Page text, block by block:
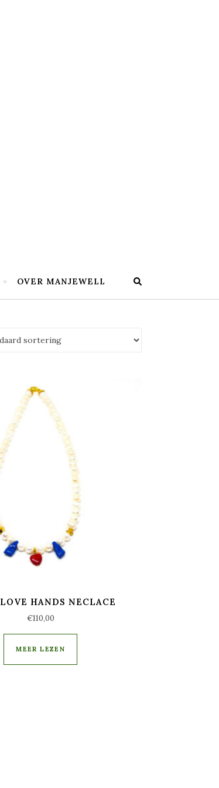
OVER MANJEWELL
HANDS NECLACE
€110,00
MEER LEZEN